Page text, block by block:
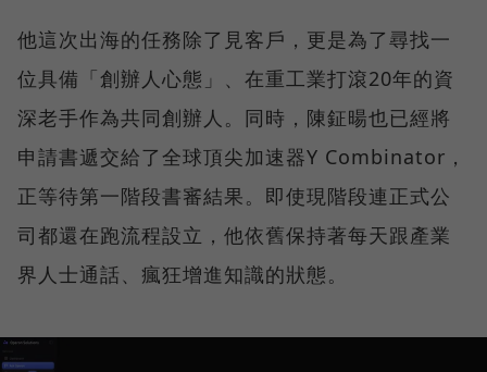
他這次出海的任務除了見客戶，更是為了尋找一
位具備「創辦人心態」、在重工業打滾20年的資
深老手作為共同創辦人。同時，陳鉦暘也已經將
申請書遞交給了全球頂尖加速器Y Combinator，
正等待第一階段書審結果。即使現階段連正式公
司都還在跑流程設立，他依舊保持著每天跟產業
界人士通話、瘋狂增進知識的狀態。